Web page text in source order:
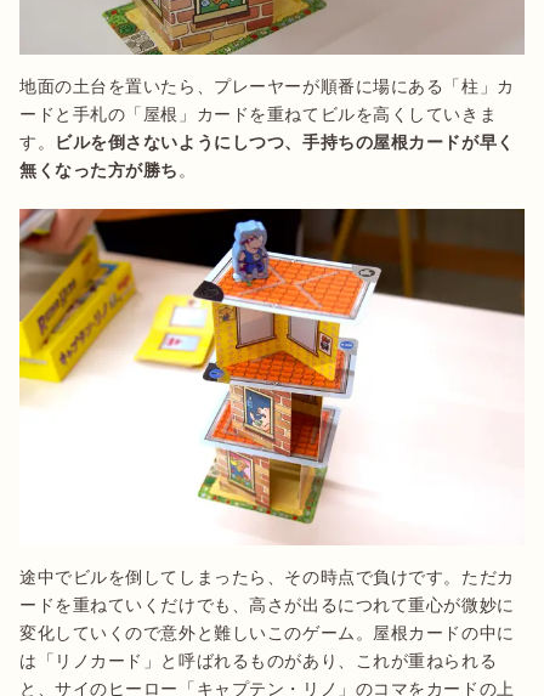
地面の土台を置いたら、プレーヤーが順番に場にある「柱」カ
ードと手札の「屋根」カードを重ねてビルを高くしていきま
す。
ビルを倒さないようにしつつ、手持ちの屋根カードが早く
無くなった方が勝ち 。
途中でビルを倒してしまったら、その時点で負けです。ただカ
ードを重ねていくだけでも、高さが出るにつれて重心が微妙に
変化していくので意外と難しいこのゲーム。屋根カードの中に
は「リノカード」と呼ばれるものがあり、これが重ねられる
と、サイのヒーロー「キャプテン・リノ」のコマをカードの上